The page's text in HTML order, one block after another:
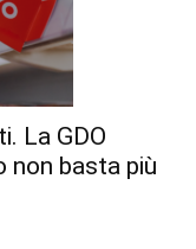
La GDO
non basta più